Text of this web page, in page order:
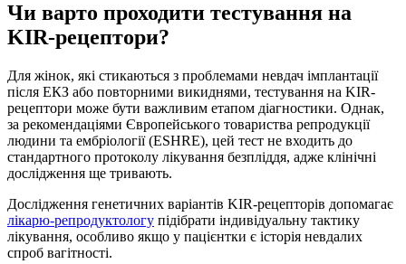
Чи варто проходити тестування на
KIR-рецептори?
Для жінок, які стикаються з проблемами невдач імплантації
після ЕКЗ або повторними викиднями, тестування на KIR-
рецептори може бути важливим етапом діагностики. Однак,
за рекомендаціями Європейського товариства репродукції
людини та ембріології (ESHRE), цей тест не входить до
стандартного протоколу лікування безпліддя, адже клінічні
дослідження ще тривають.
Дослідження генетичних варіантів KIR-рецепторів допомагає
лікарю-репродуктологу підібрати індивідуальну тактику
лікування, особливо якщо у пацієнтки є історія невдалих
спроб вагітності.